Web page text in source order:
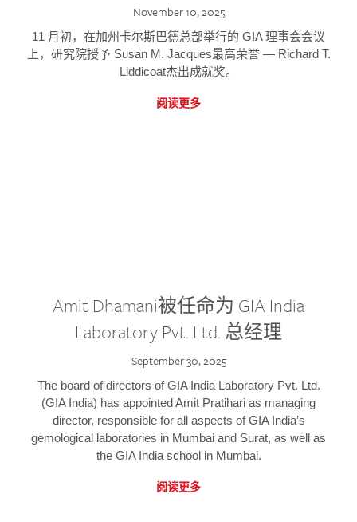
November 10, 2025
11 月初，在加州卡尔斯巴德总部举行的 GIA 理事会会议
上，研究院授予 Susan M. Jacques最高荣誉 — Richard T.
Liddicoat杰出成就奖。
阅读更多
Amit Dhamani被任命为 GIA India
Laboratory Pvt. Ltd. 总经理
September 30, 2025
The board of directors of GIA India Laboratory Pvt. Ltd.
(GIA India) has appointed Amit Pratihari as managing
director, responsible for all aspects of GIA India’s
gemological laboratories in Mumbai and Surat, as well as
the GIA India school in Mumbai.
阅读更多